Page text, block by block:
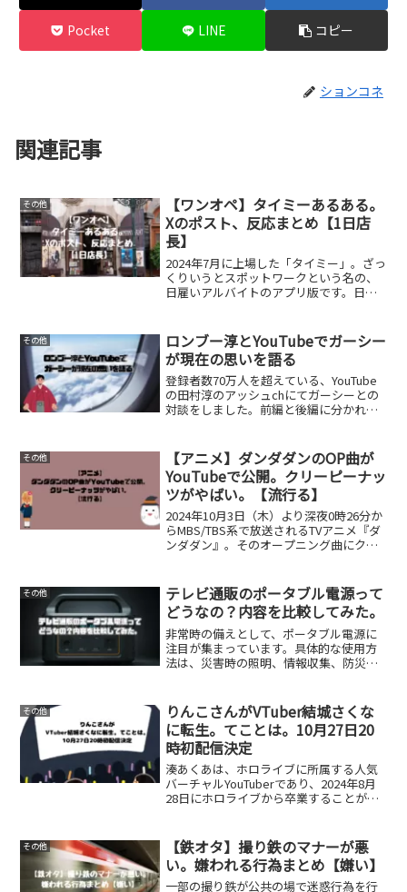
Pocket LINE コピー
ションコネ
関連記事
その他
【ワンオペ】タイミーあるある。
Xのポスト、反応まとめ【1日店
長】
2024年7月に上場した「タイミー」。ざっ
くりいうとスポットワークという名の、
日雇いアルバイトのアプリ版です。日雇
んなタイミーですが、初日からワンオペ
で店舗に教える人が...
その他
ロンブー淳とYouTubeでガーシー
が現在の思いを語る
登録者数70万人を超えている、YouTube
の田村淳のアッシュchにてガーシーとの
対談をしました。前編と後編に分かれ
にまとめてみました。内容と感想
YouTubeを再開し...
その他
【アニメ】ダンダダンのOP曲が
YouTubeで公開。クリーピーナッ
ツがやばい。【流行る】
2024年10月3日（木）より深夜0時26分か
らMBS/TBS系で放送されるTVアニメ『ダ
ンダダン』。そのオープニング曲にクリ
霊肯定派で宇宙人を信じない女子高生
と、同級...
その他
テレビ通販のポータブル電源って
どうなの？内容を比較してみた。
非常時の備えとして、ポータブル電源に
注目が集まっています。具体的な使用方
法は、災害時の照明、情報収集、防災グ
トします。ポータブル電源の必要性が広
く知られ、最近ではテレビ...
その他
りんこさんがVTuber結城さくな
に転生。てことは。10月27日20
時初配信決定
湊あくあは、ホロライブに所属する人気
バーチャルYouTuberであり、2024年8月
28日にホロライブから卒業することが発
認識されています。りんこは、2012年か
ら活動...
その他
【鉄オタ】撮り鉄のマナーが悪
い。嫌われる行為まとめ【嫌い】
一部の撮り鉄が公共の場で迷惑行為を行